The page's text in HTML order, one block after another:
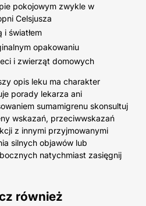
pokojowym zwykle w
Celsjusza
światłem
opakowaniu
i zwierząt domowych
opis leku ma charakter
porady lekarza ani
sumamigrenu skonsultuj
wskazań, przeciwwskazań
z innymi przyjmowanymi
silnych objawów lub
natychmiast zasięgnij
również